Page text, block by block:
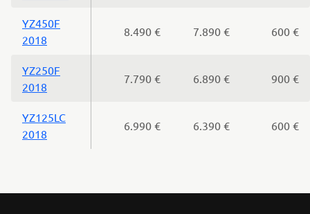
YZ450F
2018
8.490 € 7.890 € 600 €
YZ250F
2018
7.790 € 6.890 € 900 €
YZ125LC
2018
6.990 € 6.390 € 600 €